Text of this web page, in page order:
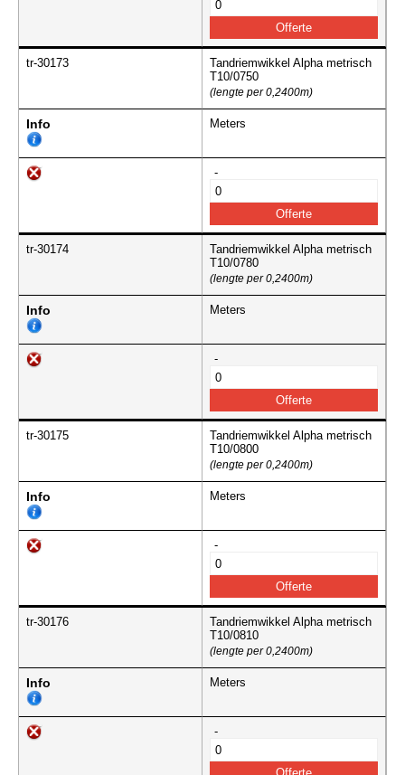
tr-30173
Tandriemwikkel Alpha metrisch
T10/0750
(lengte per 0,2400m)
Info Meters
-
tr-30174
Tandriemwikkel Alpha metrisch
T10/0780
(lengte per 0,2400m)
Info Meters
-
tr-30175
Tandriemwikkel Alpha metrisch
T10/0800
(lengte per 0,2400m)
Info Meters
-
tr-30176
Tandriemwikkel Alpha metrisch
T10/0810
(lengte per 0,2400m)
Info Meters
-